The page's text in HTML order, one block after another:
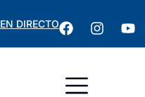
EN DIRECTO